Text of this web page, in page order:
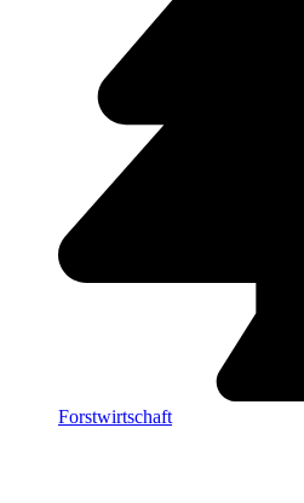
Forstwirtschaft